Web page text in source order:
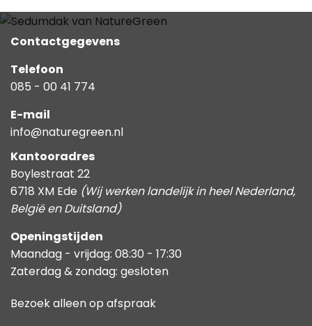
Contactgegevens
Telefoon
085 - 00 41 774
E-mail
info@naturegreen.nl
Kantooradres
Boylestraat 22
6718 XM Ede (Wij werken landelijk in heel Nederland,
België en Duitsland)
Openingstijden
Maandag - vrijdag: 08:30 - 17:30
Zaterdag & zondag: gesloten
Bezoek alleen op afspraak